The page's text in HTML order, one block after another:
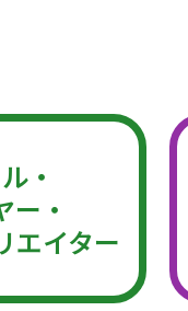
・
ー・
エイター